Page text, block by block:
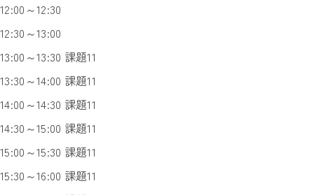
12:00～12:30
12:30～13:00
13:00～13:30 課題11
13:30～14:00 課題11
14:00～14:30 課題11
14:30～15:00 課題11
15:00～15:30 課題11
15:30～16:00 課題11